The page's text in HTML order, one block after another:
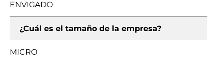
ENVIGADO
¿Cuál es el tamaño de la empresa?
MICRO